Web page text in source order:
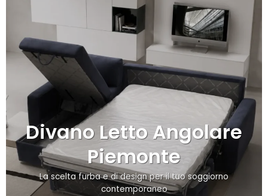
Divano Letto Angolare
Piemonte
La scelta furba e di design per il tuo soggiorno
contemporaneo